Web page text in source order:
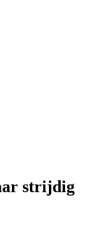
[gedaagde])),
onbegrensd-
strijdig